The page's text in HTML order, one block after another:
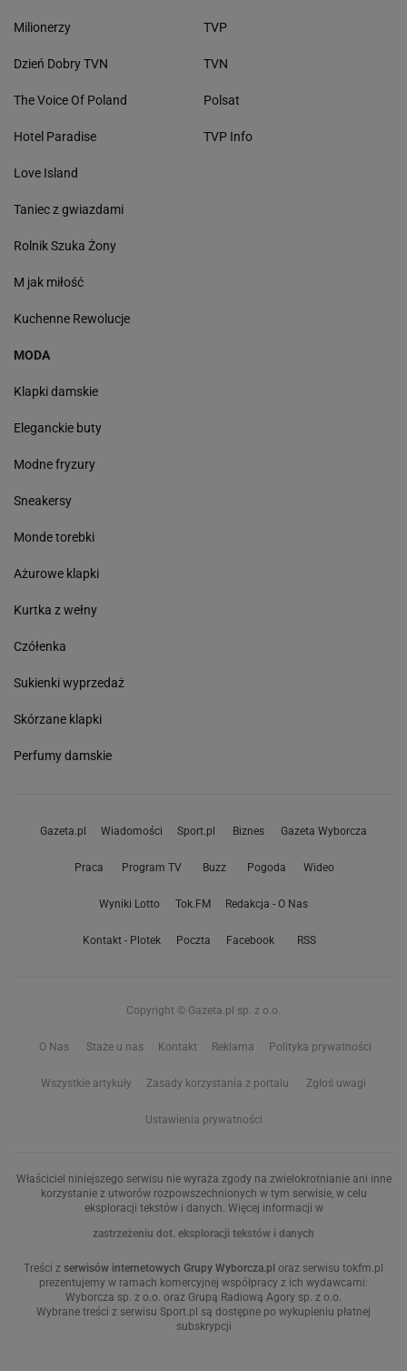
Milionerzy
Dzień Dobry TVN
The Voice Of Poland
Hotel Paradise
Love Island
Taniec z gwiazdami
Rolnik Szuka Żony
M jak miłość
Kuchenne Rewolucje
TVP
TVN
Polsat
TVP Info
MODA
Klapki damskie
Eleganckie buty
Modne fryzury
Sneakersy
Monde torebki
Ażurowe klapki
Kurtka z wełny
Czółenka
Sukienki wyprzedaż
Skórzane klapki
Perfumy damskie
Gazeta.pl Wiadomości Sport.pl Biznes Gazeta Wyborcza
Praca Program TV Buzz Pogoda Wideo
Wyniki Lotto Tok.FM Redakcja - O Nas
Kontakt - Plotek Poczta Facebook RSS
Copyright © Gazeta.pl sp. z o.o.
O Nas Staże u nas Kontakt Reklama Polityka prywatności
Wszystkie artykuły Zasady korzystania z portalu Zgłoś uwagi
Ustawienia prywatności
Właściciel niniejszego serwisu nie wyraża zgody na zwielokrotnianie ani inne
korzystanie z utworów rozpowszechnionych w tym serwisie, w celu
eksploracji tekstów i danych. Więcej informacji w
zastrzeżeniu dot. eksploracji tekstów i danych
Treści z serwisów internetowych Grupy Wyborcza.pl oraz serwisu tokfm.pl
prezentujemy w ramach komercyjnej współpracy z ich wydawcami:
Wyborcza sp. z o.o. oraz Grupą Radiową Agory sp. z o.o.
Wybrane treści z serwisu Sport.pl są dostępne po wykupieniu płatnej
subskrypcji